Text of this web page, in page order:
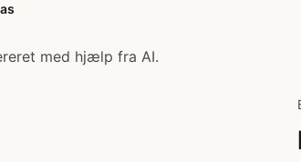
med hjælp fra AI.